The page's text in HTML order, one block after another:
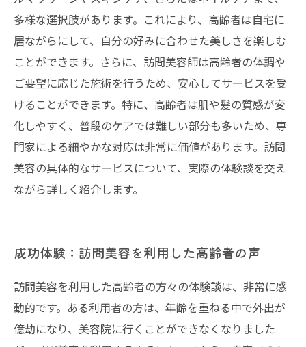
多様な選択肢があります。これにより、高齢者は自宅に
居ながらにして、自分の好みに合わせた美しさを楽しむ
ことができます。さらに、訪問美容師は高齢者の体調や
ご要望に応じた施術を行うため、安心してサービスを受
けることができます。特に、高齢者は肌や髪の質感が変
化しやすく、普段のケアでは難しい部分も多いため、専
門家による細やかな対応は非常に価値があります。訪問
美容の具体的なサービスについて、実際の体験談を交え
ながら詳しく紹介します。
成功体験：訪問美容を利用した高齢者の声
訪問美容を利用した高齢者の方々の体験談は、非常に感
動的です。ある利用者の方は、年齢を重ねる中で外出が
億劫になり、美容院に行くことができなくなりました